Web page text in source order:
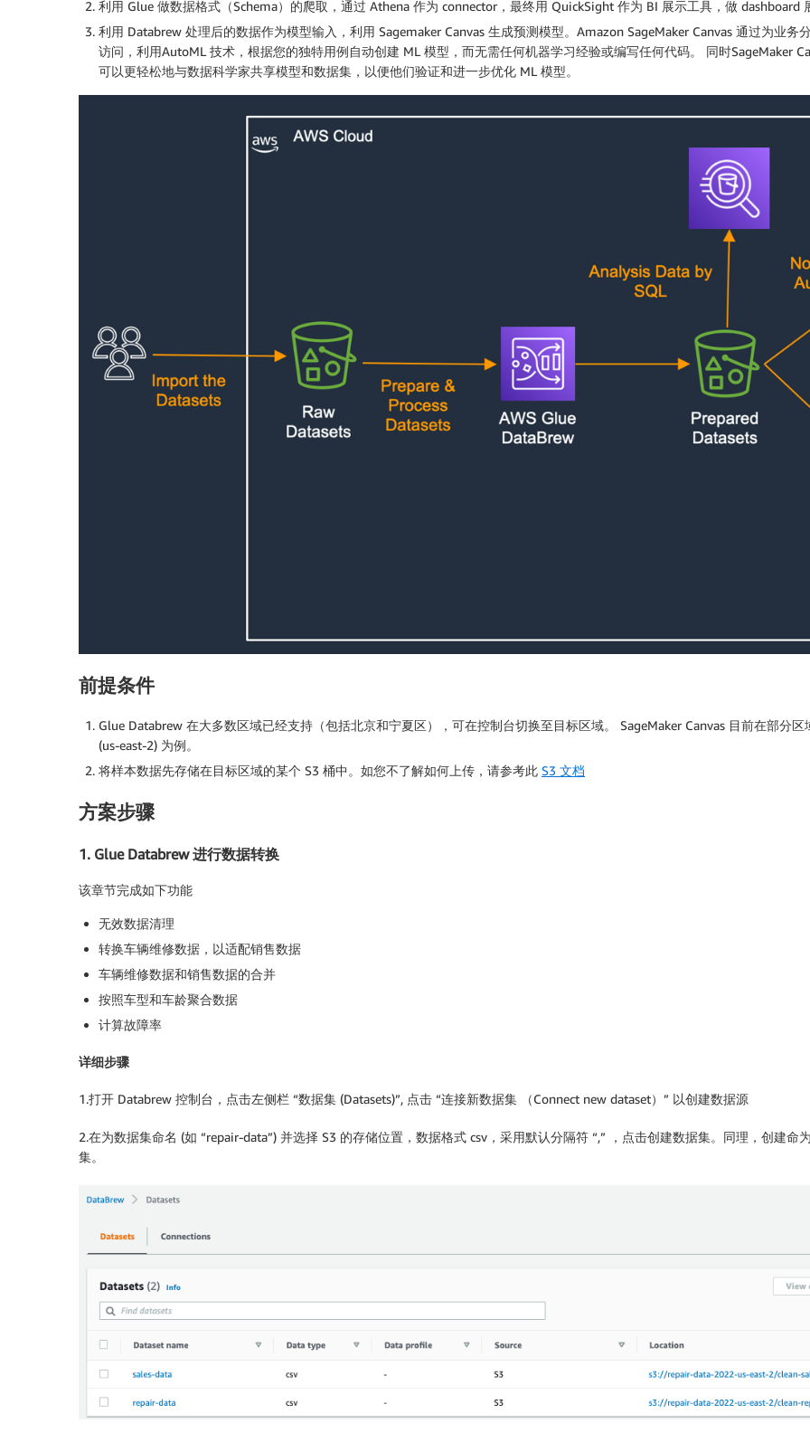
利用 Glue 做数据格式（Schema）的爬取，通过 Athena 作为 connector，最终用 QuickSight 作为 BI 展示工具，做 dashboard
利用 Databrew 处理后的数据作为模型输入，利用 Sagemaker Canvas 生成预测模型。Amazon SageMaker Canvas 通过为业
访问，利用AutoML 技术，根据您的独特用例自动创建 ML 模型，而无需任何机器学习经验或编写任何代码。 同时SageMaker
可以更轻松地与数据科学家共享模型和数据集，以便他们验证和进一步优化 ML 模型。
前提条件
Glue Databrew 在大多数区域已经支持（包括北京和宁夏区），可在控制台切换至目标区域。 SageMaker Canvas 目前在部分
(us-east-2) 为例。
将样本数据先存储在目标区域的某个 S3 桶中。如您不了解如何上传，请参考此 S3 文档
方案步骤
1. Glue Databrew 进行数据转换
该章节完成如下功能
无效数据清理
转换车辆维修数据，以适配销售数据
车辆维修数据和销售数据的合并
按照车型和车龄聚合数据
计算故障率
详细步骤
1.打开 Databrew 控制台，点击左侧栏 “数据集 (Datasets)”, 点击 “连接新数据集 （Connect new dataset）” 以创建数据源
2.在为数据集命名 (如 “repair-data”) 并选择 S3 的存储位置，数据格式 csv，采用默认分隔符 “,” ，点击创建数据集。同理，创建命
集。